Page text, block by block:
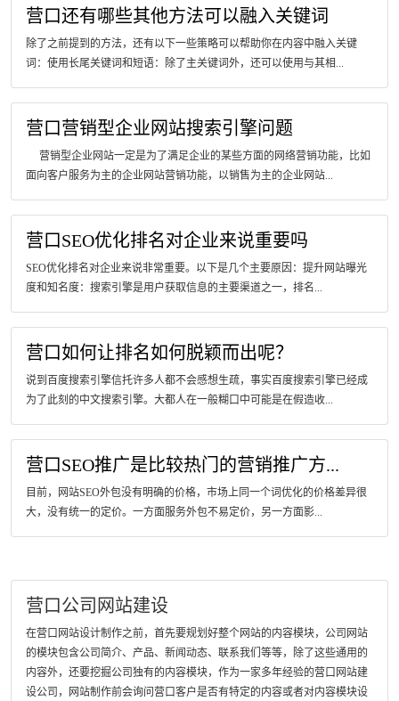
营口还有哪些其他方法可以融入关键词
除了之前提到的方法，还有以下一些策略可以帮助你在内容中融入关键
词：使用长尾关键词和短语：除了主关键词外，还可以使用与其相...
营口营销型企业网站搜索引擎问题
营销型企业网站一定是为了满足企业的某些方面的网络营销功能，比如
面向客户服务为主的企业网站营销功能，以销售为主的企业网站...
营口SEO优化排名对企业来说重要吗
SEO优化排名对企业来说非常重要。以下是几个主要原因：提升网站曝光
度和知名度：搜索引擎是用户获取信息的主要渠道之一，排名...
营口如何让排名如何脱颖而出呢？
说到百度搜索引擎信托许多人都不会感想生疏，事实百度搜索引擎已经成
为了此刻的中文搜索引擎。大都人在一般糊口中可能是在假造收...
营口SEO推广是比较热门的营销推广方...
目前，网站SEO外包没有明确的价格，市场上同一个词优化的价格差异很
大，没有统一的定价。一方面服务外包不易定价，另一方面影...
营口公司网站建设
在营口网站设计制作之前，首先要规划好整个网站的内容模块，公司网站
的模块包含公司简介、产品、新闻动态、联系我们等等，除了这些通用的
内容外，还要挖掘公司独有的内容模块，作为一家多年经验的营口网站建
设公司，网站制作前会询问营口客户是否有特定的内容或者对内容模块设